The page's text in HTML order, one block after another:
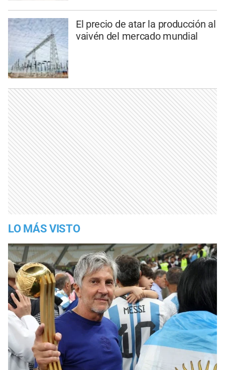
El precio de atar la producción al
vaivén del mercado mundial
LO MÁS VISTO